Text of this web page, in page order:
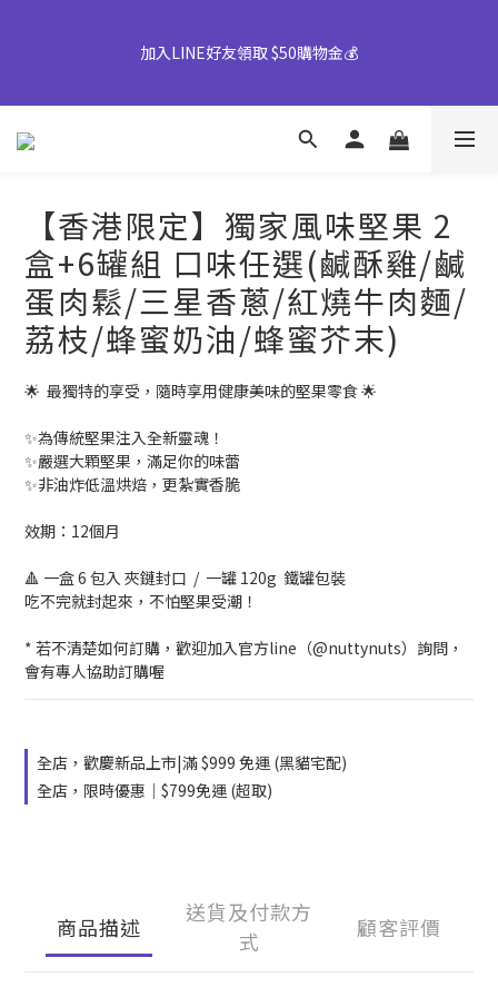
詢價或致電專人服務 04-25355777#25
加入LINE好友領取 $50購物金💰
👉風味堅果系列(鹹蛋肉鬆除外)產地將移轉至越南，商品皆有經過
【早鳥優惠倒數中】中秋禮盒82折起｜50盒以上另享優惠➤ 點我
詢價或致電專人服務 04-25355777#25
【香港限定】獨家風味堅果 2
盒+6罐組 口味任選(鹹酥雞/鹹
蛋肉鬆/三星香蔥/紅燒牛肉麵/
荔枝/蜂蜜奶油/蜂蜜芥末)
🌟  最獨特的享受，隨時享用健康美味的堅果零食 🌟
✨為傳統堅果注入全新靈魂！
✨嚴選大顆堅果，滿足你的味蕾
✨非油炸低溫烘焙，更紮實香脆
效期：12個月
🔺 一盒 6 包入 夾鏈封口  /  一罐 120g  鐵罐包裝
吃不完就封起來，不怕堅果受潮！
* 若不清楚如何訂購，歡迎加入官方line（@nuttynuts）詢問，
會有專人協助訂購喔
全店，歡慶新品上市|滿 $999 免運 (黑貓宅配)
全店，限時優惠｜$799免運 (超取)
商品描述
送貨及付款方
式
顧客評價